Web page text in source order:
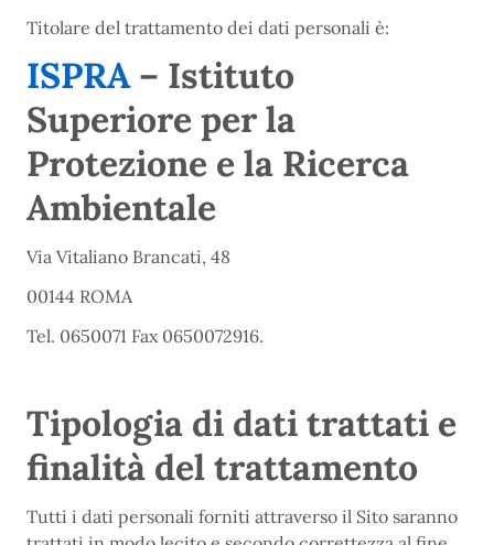
Titolare del trattamento dei dati personali è:
ISPRA– Istituto
Superiore per la
Protezione e la Ricerca
Ambientale
Via Vitaliano Brancati, 48
00144 ROMA
Tel. 0650071 Fax 0650072916.
Tipologia di dati trattati e
finalità del trattamento
Tutti i dati personali forniti attraverso il Sito saranno